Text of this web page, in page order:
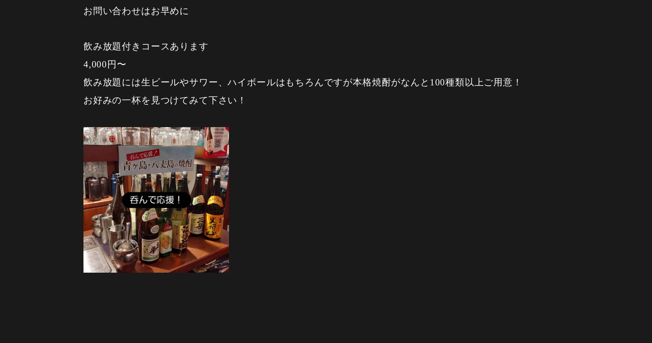
お問い合わせはお早めに
飲み放題付きコースあります
4,000円〜
飲み放題には生ビールやサワー、ハイボールはもちろんですが本格焼酎がなんと100種類以上ご用意！
お好みの一杯を見つけてみて下さい！